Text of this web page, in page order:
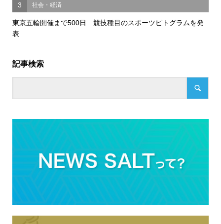
3 社会・経済
東京五輪開催まで500日 競技種目のスポーツピトグラムを発
表
記事検索